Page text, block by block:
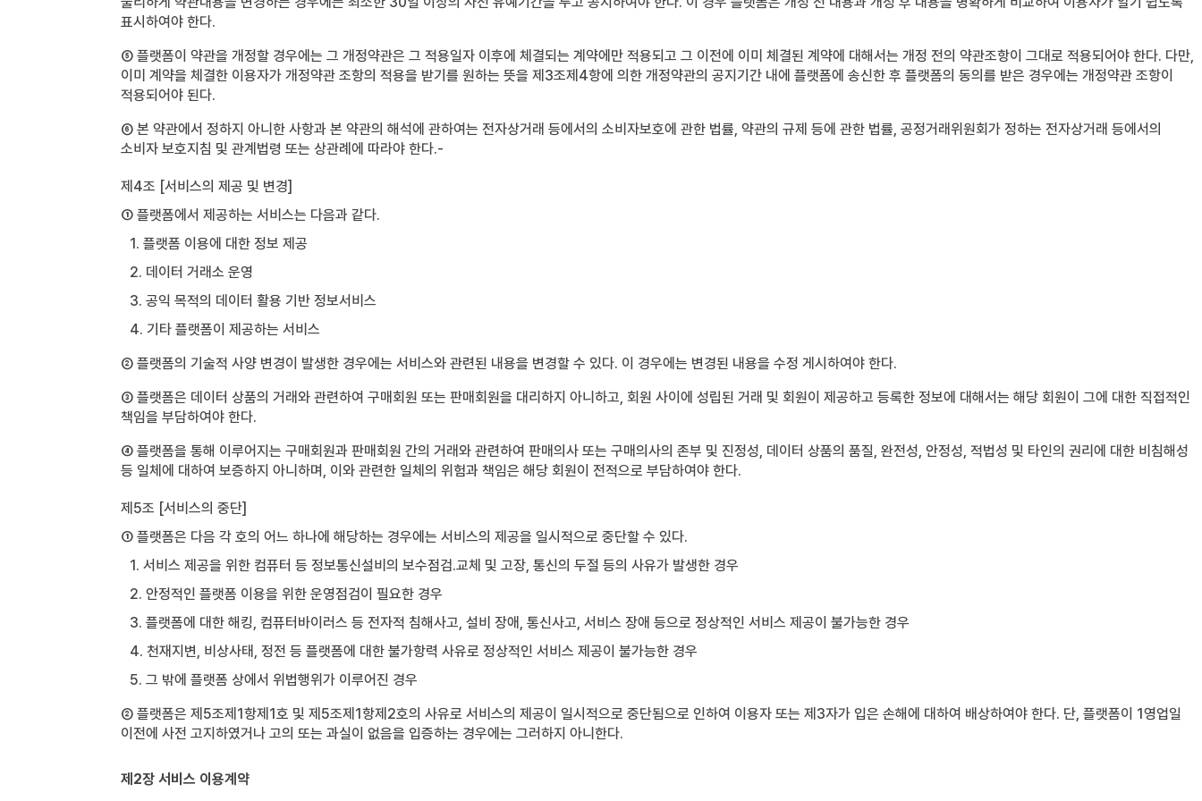
표시하여야 한다.
⑤ 플랫폼이 약관을 개정할 경우에는 그 개정약관은 그 적용일자 이후에 체결되는 계약에만 적용되고 그 이전에 이미 체결된 계약에 대해서는 개정 전의 약관조항이 그대로 적용되어야 한다. 다만,
이미 계약을 체결한 이용자가 개정약관 조항의 적용을 받기를 원하는 뜻을 제3조제4항에 의한 개정약관의 공지기간 내에 플랫폼에 송신한 후 플랫폼의 동의를 받은 경우에는 개정약관 조항이
적용되어야 된다.
⑥ 본 약관에서 정하지 아니한 사항과 본 약관의 해석에 관하여는 전자상거래 등에서의 소비자보호에 관한 법률, 약관의 규제 등에 관한 법률, 공정거래위원회가 정하는 전자상거래 등에서의
소비자 보호지침 및 관계법령 또는 상관례에 따라야 한다.-
제4조 [서비스의 제공 및 변경]
① 플랫폼에서 제공하는 서비스는 다음과 같다.
1. 플랫폼 이용에 대한 정보 제공
2. 데이터 거래소 운영
3. 공익 목적의 데이터 활용 기반 정보서비스
4. 기타 플랫폼이 제공하는 서비스
② 플랫폼의 기술적 사양 변경이 발생한 경우에는 서비스와 관련된 내용을 변경할 수 있다. 이 경우에는 변경된 내용을 수정 게시하여야 한다.
③ 플랫폼은 데이터 상품의 거래와 관련하여 구매회원 또는 판매회원을 대리하지 아니하고, 회원 사이에 성립된 거래 및 회원이 제공하고 등록한 정보에 대해서는 해당 회원이 그에 대한 직접적인
책임을 부담하여야 한다.
④ 플랫폼을 통해 이루어지는 구매회원과 판매회원 간의 거래와 관련하여 판매의사 또는 구매의사의 존부 및 진정성, 데이터 상품의 품질, 완전성, 안정성, 적법성 및 타인의 권리에 대한 비침해성
등 일체에 대하여 보증하지 아니하며, 이와 관련한 일체의 위험과 책임은 해당 회원이 전적으로 부담하여야 한다.
제5조 [서비스의 중단]
① 플랫폼은 다음 각 호의 어느 하나에 해당하는 경우에는 서비스의 제공을 일시적으로 중단할 수 있다.
1. 서비스 제공을 위한 컴퓨터 등 정보통신설비의 보수점검․교체 및 고장, 통신의 두절 등의 사유가 발생한 경우
2. 안정적인 플랫폼 이용을 위한 운영점검이 필요한 경우
3. 플랫폼에 대한 해킹, 컴퓨터바이러스 등 전자적 침해사고, 설비 장애, 통신사고, 서비스 장애 등으로 정상적인 서비스 제공이 불가능한 경우
4. 천재지변, 비상사태, 정전 등 플랫폼에 대한 불가항력 사유로 정상적인 서비스 제공이 불가능한 경우
5. 그 밖에 플랫폼 상에서 위법행위가 이루어진 경우
② 플랫폼은 제5조제1항제1호 및 제5조제1항제2호의 사유로 서비스의 제공이 일시적으로 중단됨으로 인하여 이용자 또는 제3자가 입은 손해에 대하여 배상하여야 한다. 단, 플랫폼이 1영업일
이전에 사전 고지하였거나 고의 또는 과실이 없음을 입증하는 경우에는 그러하지 아니한다.
제2장 서비스 이용계약